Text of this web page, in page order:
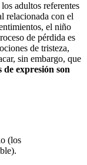
adultos referentes
relacionada con el
el niño
de pérdida es
de tristeza,
sin embargo, que
de expresión son
(los